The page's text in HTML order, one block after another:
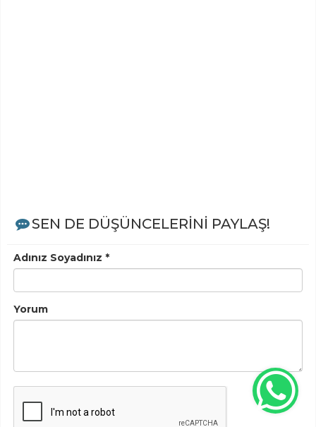
SEN DE DÜŞÜNCELERİNİ PAYLAŞ!
Adınız Soyadınız *
Yorum